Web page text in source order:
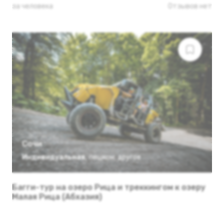
за человека Отзывов нет
Сочи
Индивидуальная пешком другое
Багги-тур на озеро Рица и треккингом к озеру
Малая Рица (Абхазия)